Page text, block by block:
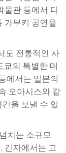
물관 등에서 다
가부키 공연을
도 전통적인 사
쿄의 특별한 매
에서는 일본의
오아시스와 같
을 보낼 수 있
치는 소규모
긴자에서는 고